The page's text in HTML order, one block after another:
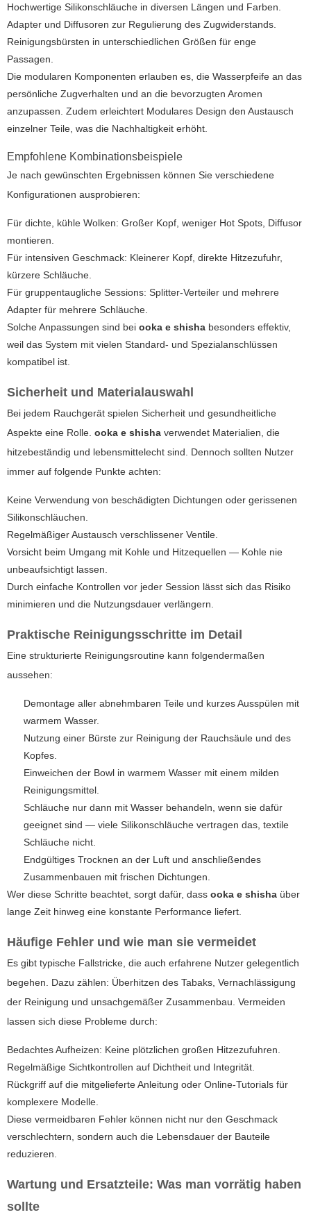
Hochwertige Silikonschläuche in diversen Längen und Farben.
Adapter und Diffusoren zur Regulierung des Zugwiderstands.
Reinigungsbürsten in unterschiedlichen Größen für enge
Passagen.
Die modularen Komponenten erlauben es, die Wasserpfeife an das
persönliche Zugverhalten und an die bevorzugten Aromen
anzupassen. Zudem erleichtert Modulares Design den Austausch
einzelner Teile, was die Nachhaltigkeit erhöht.
Empfohlene Kombinationsbeispiele
Je nach gewünschten Ergebnissen können Sie verschiedene
Konfigurationen ausprobieren:
Für dichte, kühle Wolken: Großer Kopf, weniger Hot Spots, Diffusor
montieren.
Für intensiven Geschmack: Kleinerer Kopf, direkte Hitzezufuhr,
kürzere Schläuche.
Für gruppentaugliche Sessions: Splitter-Verteiler und mehrere
Adapter für mehrere Schläuche.
Solche Anpassungen sind bei ooka e shisha besonders effektiv,
weil das System mit vielen Standard- und Spezialanschlüssen
kompatibel ist.
Sicherheit und Materialauswahl
Bei jedem Rauchgerät spielen Sicherheit und gesundheitliche
Aspekte eine Rolle. ooka e shisha verwendet Materialien, die
hitzebeständig und lebensmittelecht sind. Dennoch sollten Nutzer
immer auf folgende Punkte achten:
Keine Verwendung von beschädigten Dichtungen oder gerissenen
Silikonschläuchen.
Regelmäßiger Austausch verschlissener Ventile.
Vorsicht beim Umgang mit Kohle und Hitzequellen — Kohle nie
unbeaufsichtigt lassen.
Durch einfache Kontrollen vor jeder Session lässt sich das Risiko
minimieren und die Nutzungsdauer verlängern.
Praktische Reinigungsschritte im Detail
Eine strukturierte Reinigungsroutine kann folgendermaßen
aussehen:
Demontage aller abnehmbaren Teile und kurzes Ausspülen mit
warmem Wasser.
Nutzung einer Bürste zur Reinigung der Rauchsäule und des
Kopfes.
Einweichen der Bowl in warmem Wasser mit einem milden
Reinigungsmittel.
Schläuche nur dann mit Wasser behandeln, wenn sie dafür
geeignet sind — viele Silikonschläuche vertragen das, textile
Schläuche nicht.
Endgültiges Trocknen an der Luft und anschließendes
Zusammenbauen mit frischen Dichtungen.
Wer diese Schritte beachtet, sorgt dafür, dass ooka e shisha über
lange Zeit hinweg eine konstante Performance liefert.
Häufige Fehler und wie man sie vermeidet
Es gibt typische Fallstricke, die auch erfahrene Nutzer gelegentlich
begehen. Dazu zählen: Überhitzen des Tabaks, Vernachlässigung
der Reinigung und unsachgemäßer Zusammenbau. Vermeiden
lassen sich diese Probleme durch:
Bedachtes Aufheizen: Keine plötzlichen großen Hitzezufuhren.
Regelmäßige Sichtkontrollen auf Dichtheit und Integrität.
Rückgriff auf die mitgelieferte Anleitung oder Online-Tutorials für
komplexere Modelle.
Diese vermeidbaren Fehler können nicht nur den Geschmack
verschlechtern, sondern auch die Lebensdauer der Bauteile
reduzieren.
Wartung und Ersatzteile: Was man vorrätig haben
sollte